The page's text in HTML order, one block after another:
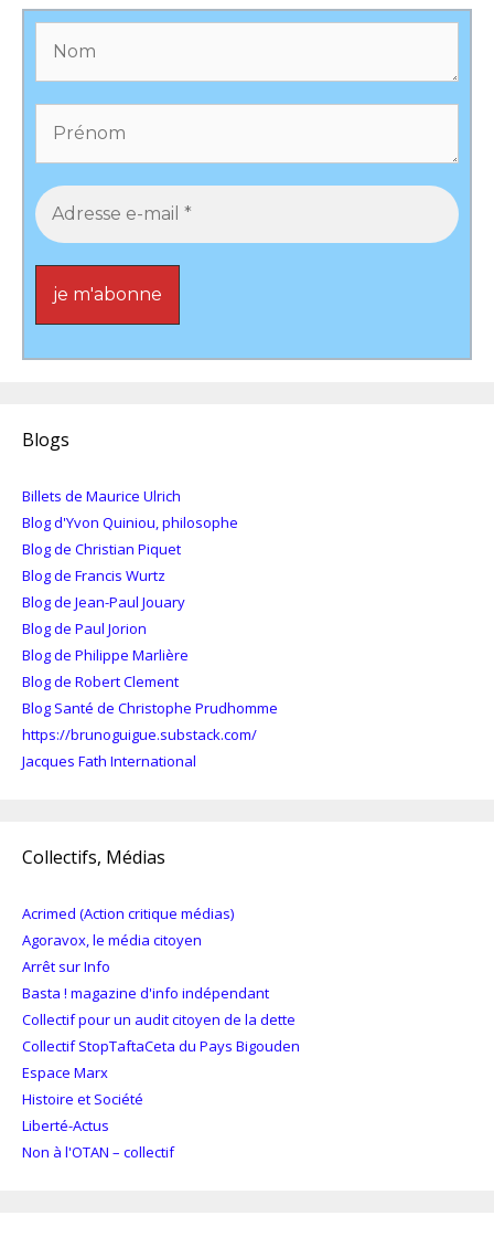
Blogs
Billets de Maurice Ulrich
Blog d'Yvon Quiniou, philosophe
Blog de Christian Piquet
Blog de Francis Wurtz
Blog de Jean-Paul Jouary
Blog de Paul Jorion
Blog de Philippe Marlière
Blog de Robert Clement
Blog Santé de Christophe Prudhomme
https://brunoguigue.substack.com/
Jacques Fath International
Collectifs, Médias
Acrimed (Action critique médias)
Agoravox, le média citoyen
Arrêt sur Info
Basta ! magazine d'info indépendant
Collectif pour un audit citoyen de la dette
Collectif StopTaftaCeta du Pays Bigouden
Espace Marx
Histoire et Société
Liberté-Actus
Non à l'OTAN – collectif